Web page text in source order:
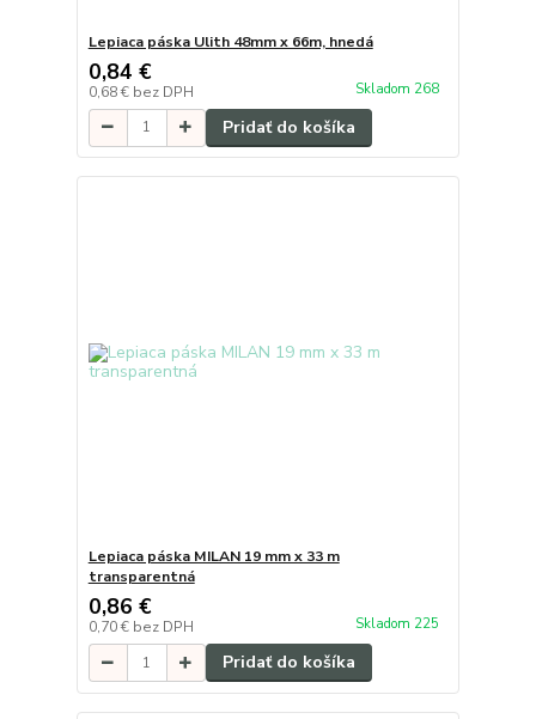
Lepiaca páska Ulith 48mm x 66m, hnedá
0,84 €
0,68 € bez DPH Skladom 268
Pridať do košíka
Lepiaca páska MILAN 19 mm x 33 m
transparentná
0,86 €
0,70 € bez DPH Skladom 225
Pridať do košíka